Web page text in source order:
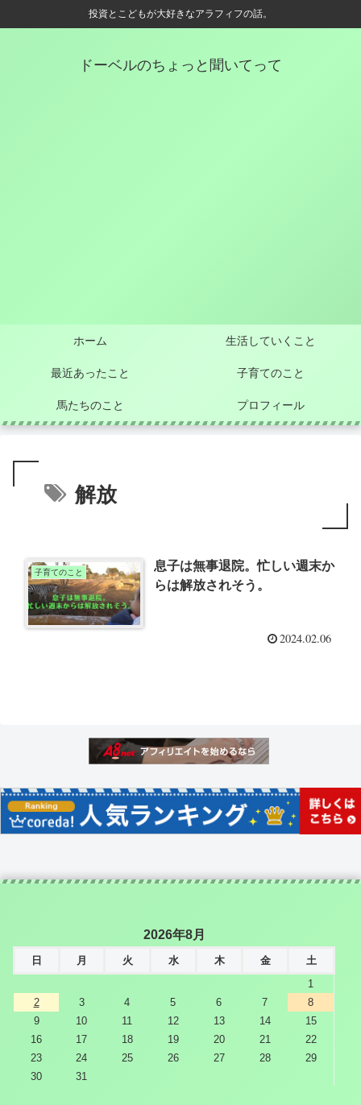
投資とこどもが大好きなアラフィフの話。
ドーベルのちょっと聞いてって
ホーム 生活していくこと
最近あったこと 子育てのこと
馬たちのこと プロフィール
解放
子育てのこと
息子は無事退院。忙しい週末か
らは解放されそう。
2024.02.06
2026年8月
日 月 火 水 木 金
土
1
2
3 4 5 6 7
8
9
10 11 12 13 14
15
16
17 18 19 20 21
22
23
24 25 26 27 28
29
30
31